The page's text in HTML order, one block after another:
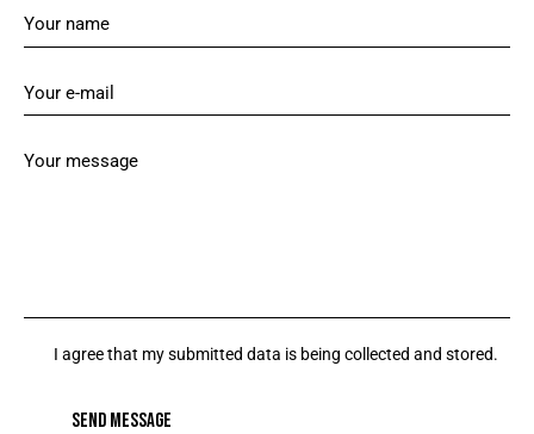
I agree that my submitted data is being collected and stored.
SEND MESSAGE